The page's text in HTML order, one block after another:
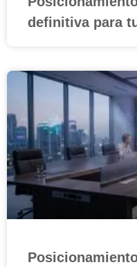
definitiva para